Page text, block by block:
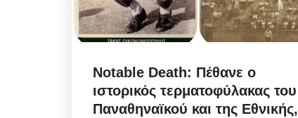
Notable Death: Πέθανε ο
ιστορικός τερματοφύλακας του
Παναθηναϊκού και της Εθνικής,